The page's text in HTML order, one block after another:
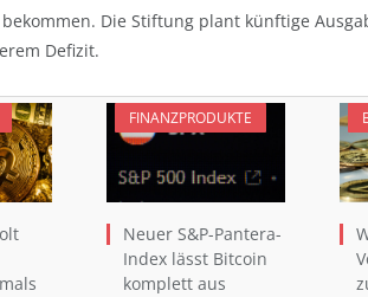
Die Stiftung plant künftige
Defizit.
FINANZPRODUKTE
Neuer S&P-Pantera-
Index lässt Bitcoin
komplett aus